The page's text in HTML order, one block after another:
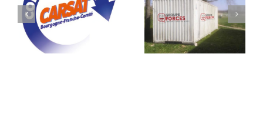
Espace Pédagogique
Incendie Modulable
Recyclage Équiper
Seconde Intervention